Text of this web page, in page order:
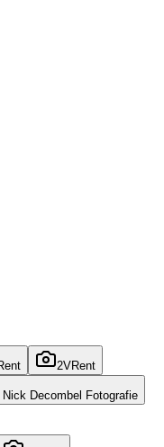
2VRent
Nick Decombel Fotografie